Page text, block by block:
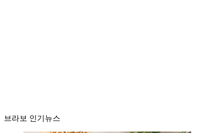
브라보 인기뉴스